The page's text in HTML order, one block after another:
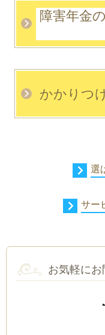
障害年金
かかりつ
選
サー
お気軽に